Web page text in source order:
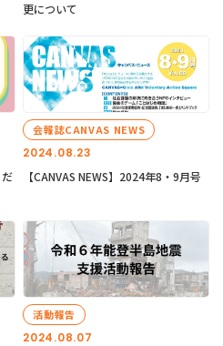
更について
2024.08.23
会報誌CANVAS NEWS
【CANVAS NEWS】2024年8・9月号
2024.08.07
活動報告